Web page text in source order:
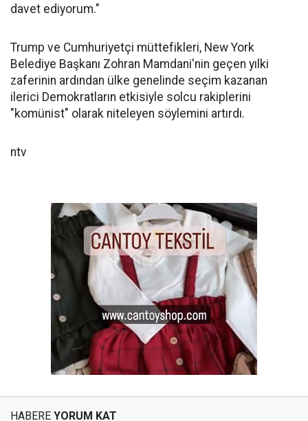
davet ediyorum."
Trump ve Cumhuriyetçi müttefikleri, New York
Belediye Başkanı Zohran Mamdani'nin geçen yılki
zaferinin ardından ülke genelinde seçim kazanan
ilerici Demokratların etkisiyle solcu rakiplerini
"komünist" olarak niteleyen söylemini artırdı.
ntv
HABERE YORUM KAT